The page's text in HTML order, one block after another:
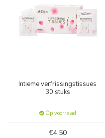
Intieme verfrissingstissues
30 stuks
Op voorraad
€4,50